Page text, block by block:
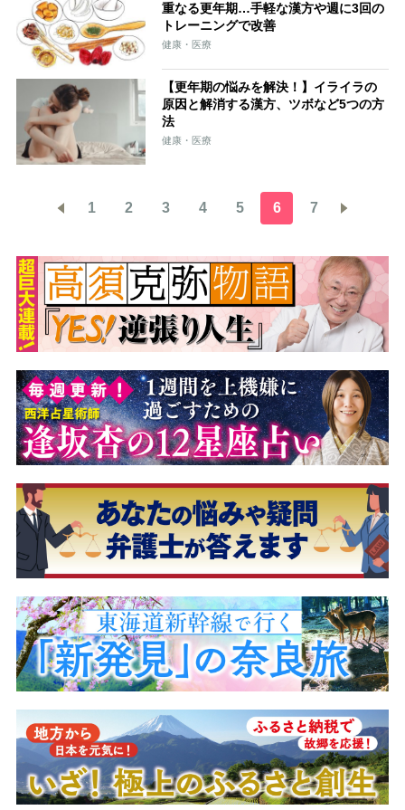
重なる更年期…手軽な漢方や週に3回の
トレーニングで改善
健康・医療
【更年期の悩みを解決！】イライラの
原因と解消する漢方、ツボなど5つの方
法
健康・医療
1 2 3 4 5 6 7